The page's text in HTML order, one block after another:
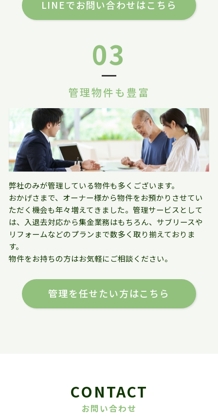
LINEでお問い合わせはこちら
03
管理物件も豊富
弊社のみが管理している物件も多くございます。
おかげさまで、オーナー様から物件をお預かりさせてい
ただく機会も年々増えてきました。管理サービスとして
は、入退去対応から集金業務はもちろん、サブリースや
リフォームなどのプランまで数多く取り揃えておりま
す。
物件をお持ちの方はお気軽にご相談ください。
管理を任せたい方はこちら
CONTACT
お問い合わせ